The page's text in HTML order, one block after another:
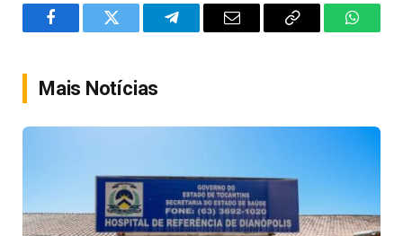
FacebookTwitter TelegramEmail
Copy
Mais Notícias